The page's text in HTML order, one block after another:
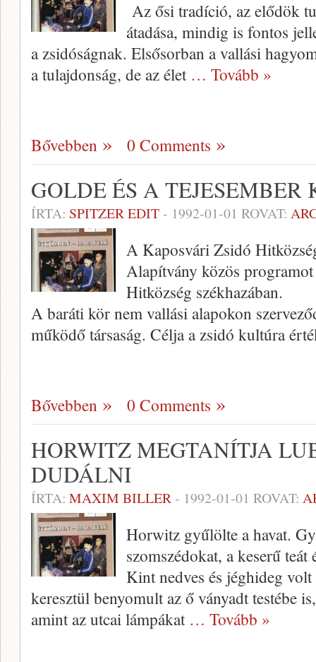
Az ősi tradíció, az elődök
átadása, mindig is fontos
a zsidóságnak. Elsősorban a vallási
a tulajdonság, de az élet … Tovább »
Bővebben 0 Comments
GOLDE ÉS A TEJESEMBER
ÍRTA: SPITZER EDIT- 1992-01-01 ROVAT:
A Kaposvári Zsidó
Alapítvány közös programot
Hitközség székha­zában.
A baráti kör nem vallási alapo­kon
működő társaság. Célja a zsidó kultúra
Bővebben 0 Comments
HORWITZ MEGTANÍTJA
DUDÁLNI
ÍRTA: MAXIM BILLER- 1992-01-01 ROVAT:
Horwitz gyűlölte a havat.
szomszédokat, a keserű
Kint nedves és jéghideg
keresztül benyomult az ő ványadt testébe
amint az utcai lámpákat … Tovább »